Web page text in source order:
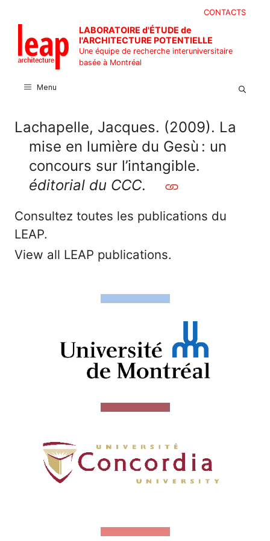
contenu
CONTACTS
LABORATOIRE d'ÉTUDE de
l'ARCHITECTURE POTENTIELLE
Une équipe de recherche interuniversitaire
basée à Montréal
Menu
Lachapelle, Jacques. (2009). La
mise en lumière du Gesù : un
concours sur l’intangible.
éditorial du CCC.
Consultez toutes les publications du
LEAP.
View all LEAP publications.